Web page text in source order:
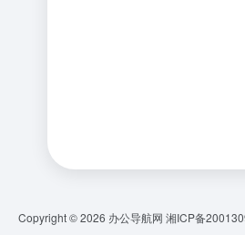
Copyright © 2026 办公导航网 湘ICP备